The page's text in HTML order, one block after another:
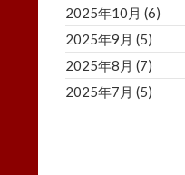
2025年10月 (6)
2025年9月 (5)
2025年8月 (7)
2025年7月 (5)